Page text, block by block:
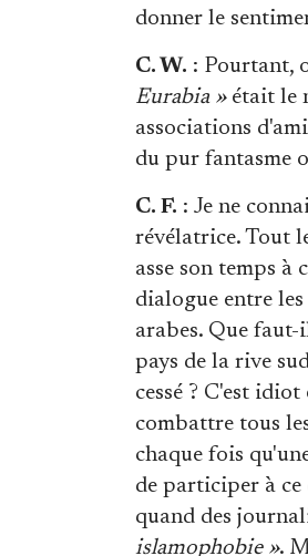
donner le
C. W. : Pourtant,
Eurabia »était le
associations
du pur fantasme
C. F. : Je ne
révélatrice. Tout
asse son temps à
dialogue entre
arabes. Que
pays de la rive
cessé ? C'est
combattre tous
chaque fois
de participer à ce
quand des
islamophobie ».